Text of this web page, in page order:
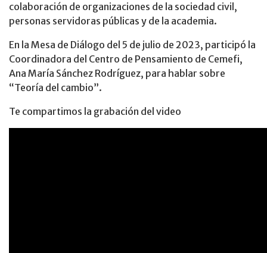
colaboración de organizaciones de la sociedad civil,
personas servidoras públicas y de la academia.
En la Mesa de Diálogo del 5 de julio de 2023, participó la
Coordinadora del Centro de Pensamiento de Cemefi,
Ana María Sánchez Rodríguez, para hablar sobre
“Teoría del cambio”.
Te compartimos la grabación del video